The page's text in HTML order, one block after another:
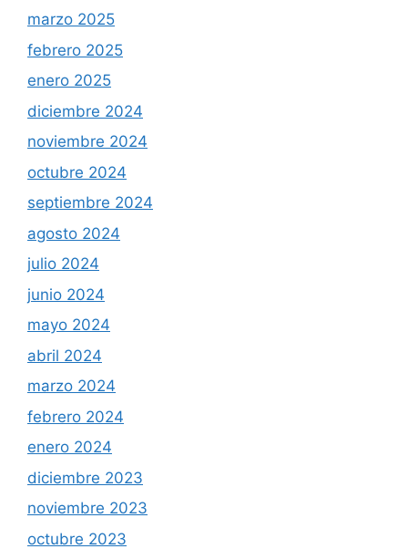
marzo 2025
febrero 2025
enero 2025
diciembre 2024
noviembre 2024
octubre 2024
septiembre 2024
agosto 2024
julio 2024
junio 2024
mayo 2024
abril 2024
marzo 2024
febrero 2024
enero 2024
diciembre 2023
noviembre 2023
octubre 2023